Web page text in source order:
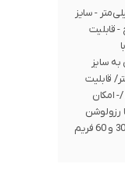
23 میلی‌متر - سایز
اینچ - قابلیت
سایز
قابلیت
عکاسی HDR /- امکان
رزولوشن
4K با سرعت 30 و 60 فریم